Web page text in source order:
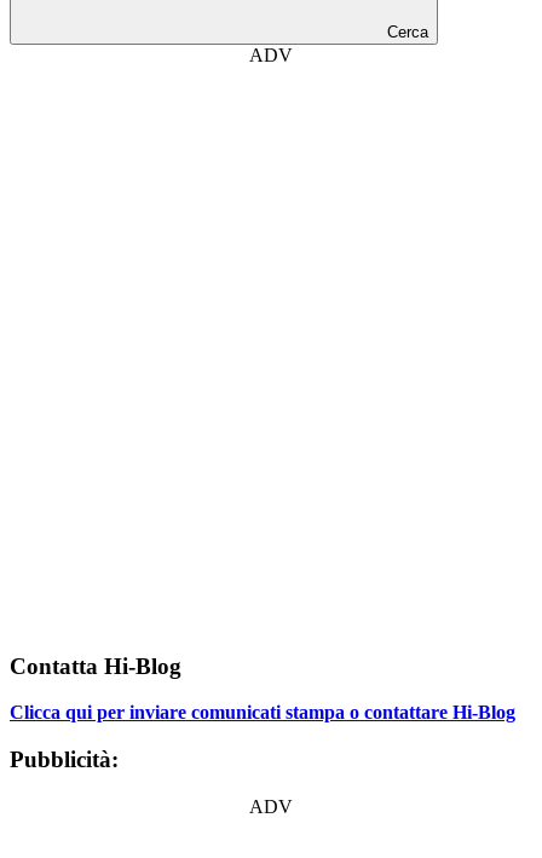
Cerca
ADV
Contatta Hi-Blog
Clicca qui per inviare comunicati stampa o contattare Hi-Blog
Pubblicità:
ADV